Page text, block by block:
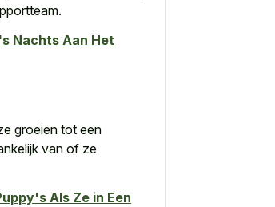
Nachts Aan Het
groeien tot een
van of ze
Als Ze in Een